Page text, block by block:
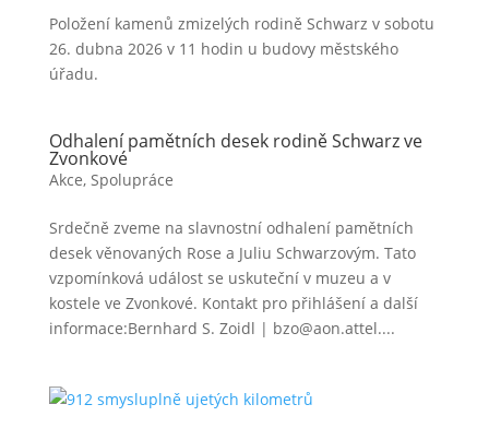
Položení kamenů zmizelých rodině Schwarz v sobotu
26. dubna 2026 v 11 hodin u budovy městského
úřadu.
Odhalení pamětních desek rodině Schwarz ve
Zvonkové
Akce, Spolupráce
Srdečně zveme na slavnostní odhalení pamětních
desek věnovaných Rose a Juliu Schwarzovým. Tato
vzpomínková událost se uskuteční v muzeu a v
kostele ve Zvonkové. Kontakt pro přihlášení a další
informace:Bernhard S. Zoidl | bzo@aon.attel....